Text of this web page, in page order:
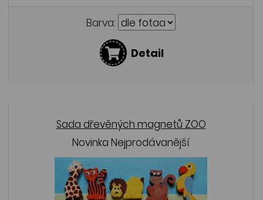
Barva:
Detail
Sada dřevěných magnetů ZOO
Novinka Nejprodávanější